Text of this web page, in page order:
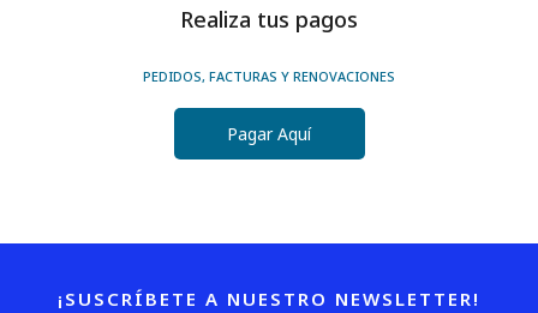
Realiza tus pagos
PEDIDOS, FACTURAS Y RENOVACIONES
Pagar Aquí
¡SUSCRÍBETE A NUESTRO NEWSLETTER!